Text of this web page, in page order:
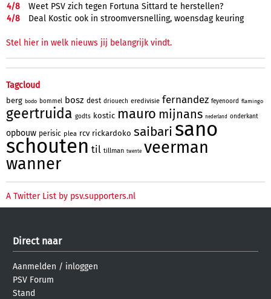
4/8
Weet PSV zich tegen Fortuna Sittard te herstellen?
4/8 Deal Kostic ook in stroomversnelling, woensdag keuring
Stel hier in welk nieuws jij belangrijk vindt.
Tagcloud
berg bodo bommel bosz dest driouech eredivisie fernandez feyenoord flamingo
geertruida godts kostic mauro mijnans nederland onderkant
opbouw perisic plea rcv rickardoko saibari sano
schouten til tillman twente veerman
wanner
A Twitter List by psv.supporters.nl
Direct naar
Aanmelden / inloggen
PSV Forum
Stand